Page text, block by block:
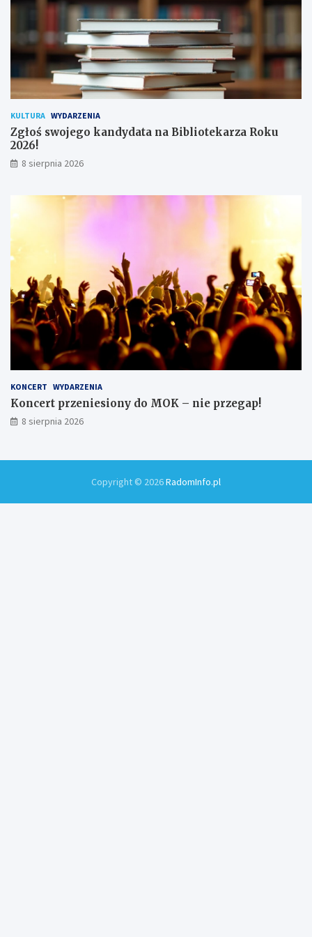
o
n
i
ó
w
KULTURA WYDARZENIA
Zgłoś swojego kandydata na Bibliotekarza Roku
2026!
8 sierpnia 2026
KONCERT WYDARZENIA
Koncert przeniesiony do MOK – nie przegap!
8 sierpnia 2026
Copyright © 2026RadomInfo.pl